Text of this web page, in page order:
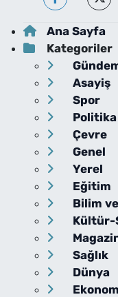
Ana Sayfa
Kategoriler
Asayiş
Spor
Politika
Çevre
Genel
Yerel
Eğitim
Bilim
Kültür-
Sağlık
Dünya